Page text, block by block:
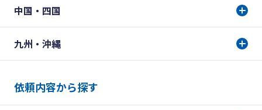
中国・四国
九州・沖縄
依頼内容から探す